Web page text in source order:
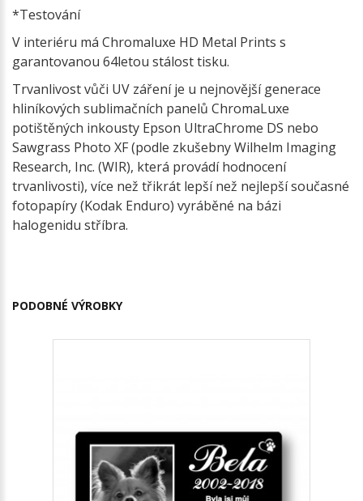
*Testování
V interiéru má Chromaluxe HD Metal Prints s
garantovanou 64letou stálost tisku.
Trvanlivost vůči UV záření je u nejnovější generace
hliníkových sublimačních panelů ChromaLuxe
potištěných inkousty Epson UltraChrome DS nebo
Sawgrass Photo XF (podle zkušebny Wilhelm Imaging
Research, Inc. (WIR), která provádí hodnocení
trvanlivosti), více než třikrát lepší než nejlepší současné
fotopapíry (Kodak Enduro) vyráběné na bázi
halogenidu stříbra.
PODOBNÉ VÝROBKY